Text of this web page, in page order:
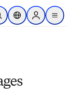
principal
búsqueda
Selector deSign in to
menu